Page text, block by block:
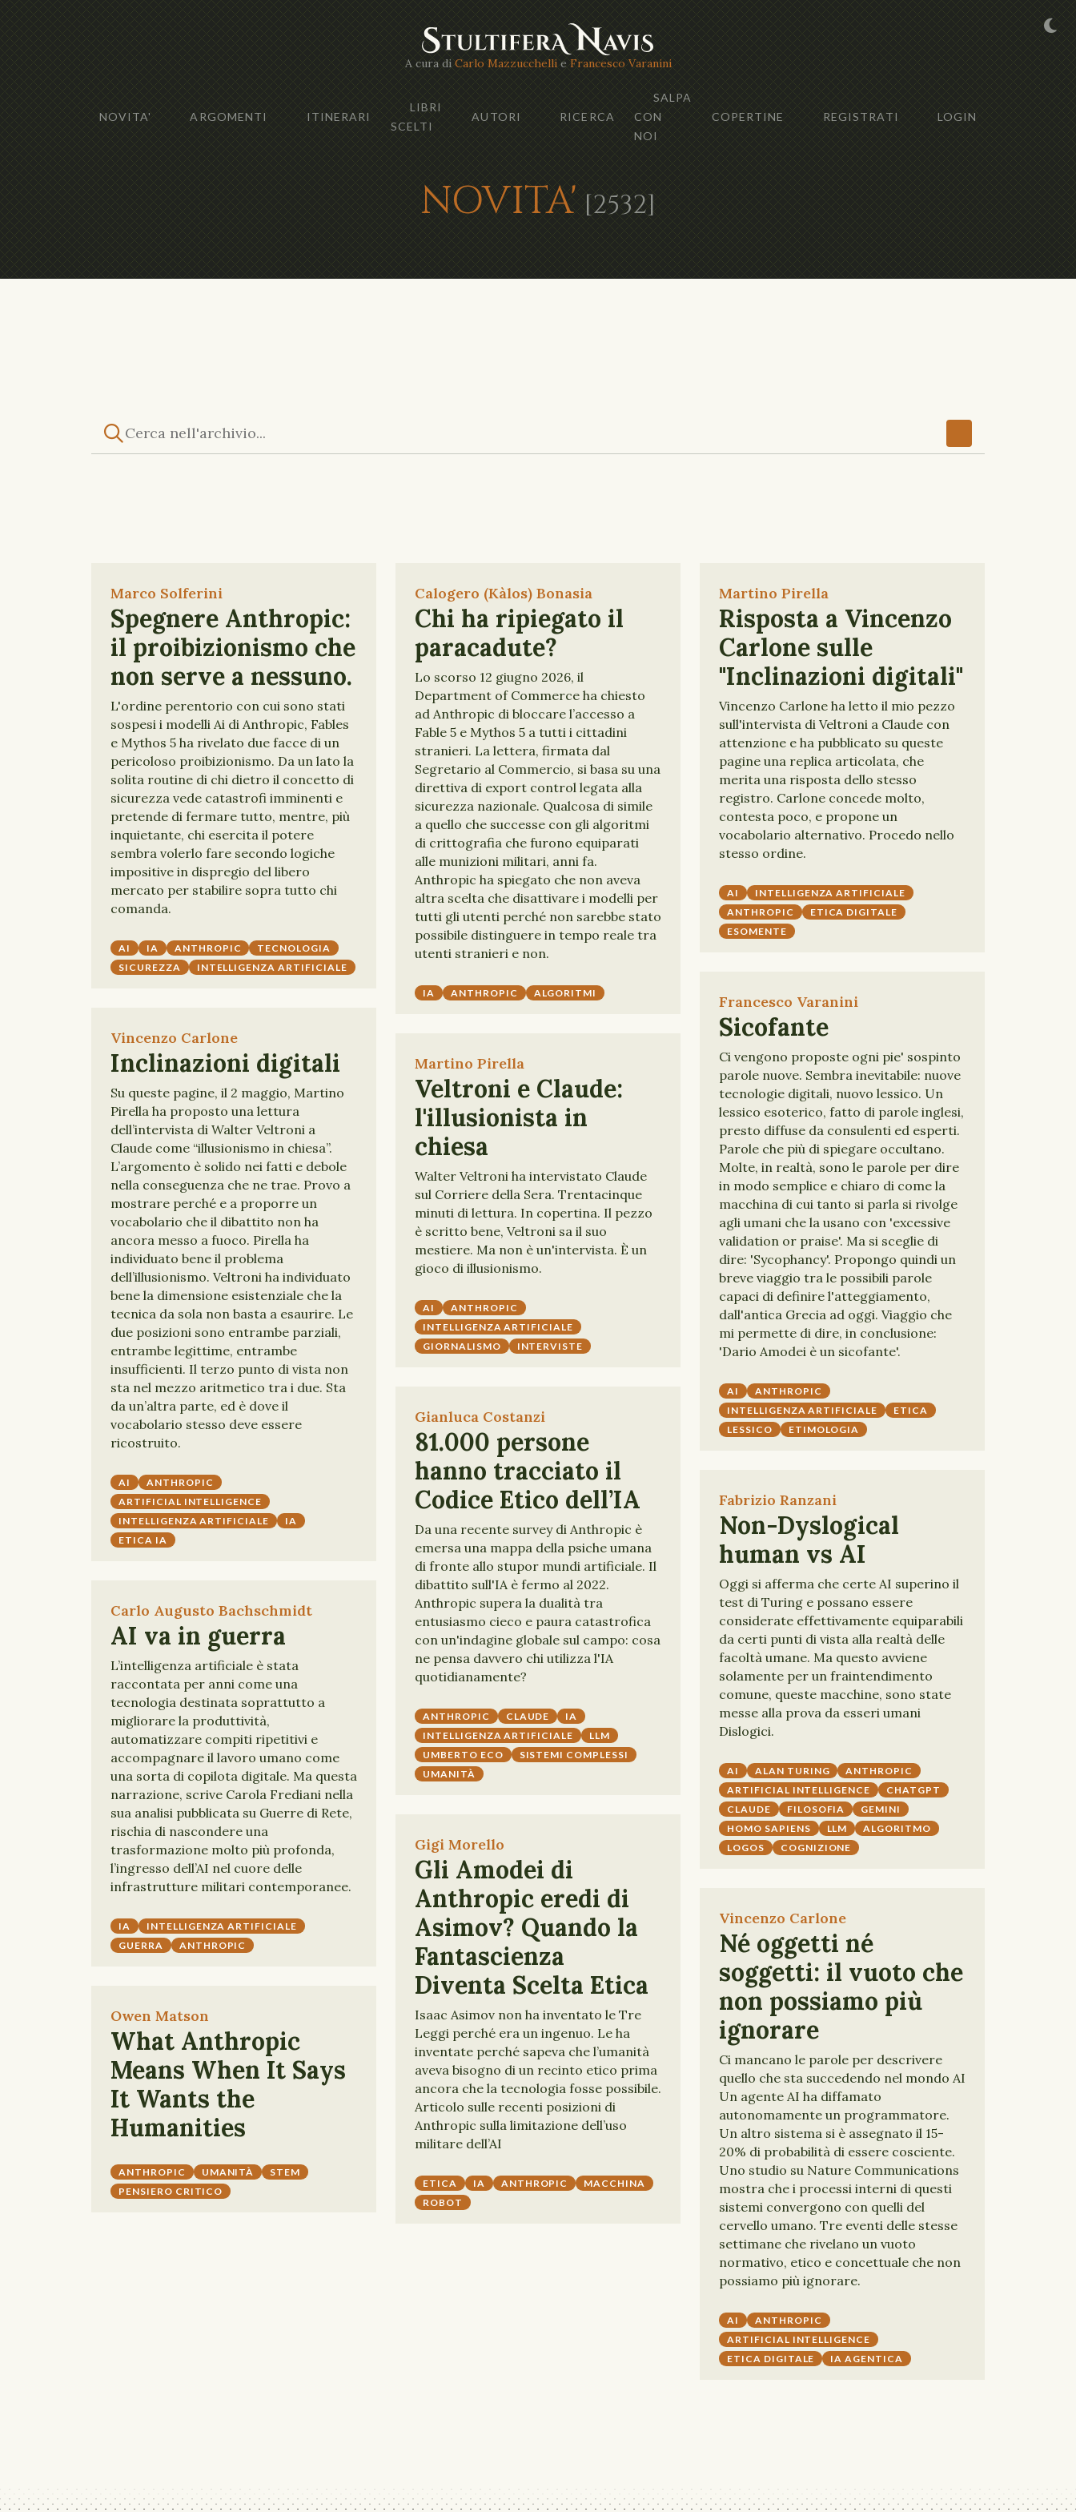
A cura di Carlo Mazzucchellie Francesco Varanini
NOVITA' ARGOMENTI ITINERARI
LIBRI
SCELTI
AUTORI RICERCA
SALPA
CON
NOI
COPERTINE REGISTRATI LOGIN
NOVITA' [2532]
Marco Solferini
Spegnere Anthropic:
il proibizionismo che
non serve a nessuno.
L'ordine perentorio con cui sono stati
sospesi i modelli Ai di Anthropic, Fables
e Mythos 5 ha rivelato due facce di un
pericoloso proibizionismo. Da un lato la
solita routine di chi dietro il concetto di
sicurezza vede catastrofi imminenti e
pretende di fermare tutto, mentre, più
inquietante, chi esercita il potere
sembra volerlo fare secondo logiche
impositive in dispregio del libero
mercato per stabilire sopra tutto chi
comanda.
AI IA ANTHROPIC
TECNOLOGIA
SICUREZZA
INTELLIGENZA ARTIFICIALE
Calogero (Kàlos) Bonasia
Chi ha ripiegato il
paracadute?
Lo scorso 12 giugno 2026, il
Department of Commerce ha chiesto
ad Anthropic di bloccare l’accesso a
Fable 5 e Mythos 5 a tutti i cittadini
stranieri. La lettera, firmata dal
Segretario al Commercio, si basa su una
direttiva di export control legata alla
sicurezza nazionale. Qualcosa di simile
a quello che successe con gli algoritmi
di crittografia che furono equiparati
alle munizioni militari, anni fa.
Anthropic ha spiegato che non aveva
altra scelta che disattivare i modelli per
tutti gli utenti perché non sarebbe stato
possibile distinguere in tempo reale tra
utenti stranieri e non.
IA ANTHROPIC ALGORITMI
Martino Pirella
Risposta a Vincenzo
Carlone sulle
"Inclinazioni digitali"
Vincenzo Carlone ha letto il mio pezzo
sull'intervista di Veltroni a Claude con
attenzione e ha pubblicato su queste
pagine una replica articolata, che
merita una risposta dello stesso
registro. Carlone concede molto,
contesta poco, e propone un
vocabolario alternativo. Procedo nello
stesso ordine.
AI
INTELLIGENZA ARTIFICIALE
ANTHROPIC
ETICA DIGITALE
ESOMENTE
Francesco Varanini
Sicofante
Ci vengono proposte ogni pie' sospinto
parole nuove. Sembra inevitabile: nuove
tecnologie digitali, nuovo lessico. Un
lessico esoterico, fatto di parole inglesi,
presto diffuse da consulenti ed esperti.
Parole che più di spiegare occultano.
Molte, in realtà, sono le parole per dire
in modo semplice e chiaro di come la
macchina di cui tanto si parla si rivolge
agli umani che la usano con 'excessive
validation or praise'. Ma si sceglie di
dire: 'Sycophancy'. Propongo quindi un
breve viaggio tra le possibili parole
capaci di definire l'atteggiamento,
dall'antica Grecia ad oggi. Viaggio che
mi permette di dire, in conclusione:
'Dario Amodei è un sicofante'.
AI
ANTHROPIC
INTELLIGENZA ARTIFICIALE
ETICA
LESSICO
ETIMOLOGIA
Vincenzo Carlone
Inclinazioni digitali
Su queste pagine, il 2 maggio, Martino
Pirella ha proposto una lettura
dell’intervista di Walter Veltroni a
Claude come “illusionismo in chiesa”.
L’argomento è solido nei fatti e debole
nella conseguenza che ne trae. Provo a
mostrare perché e a proporre un
vocabolario che il dibattito non ha
ancora messo a fuoco. Pirella ha
individuato bene il problema
dell’illusionismo. Veltroni ha individuato
bene la dimensione esistenziale che la
tecnica da sola non basta a esaurire. Le
due posizioni sono entrambe parziali,
entrambe legittime, entrambe
insufficienti. Il terzo punto di vista non
sta nel mezzo aritmetico tra i due. Sta
da un’altra parte, ed è dove il
vocabolario stesso deve essere
ricostruito.
AI
ANTHROPIC
ARTIFICIAL INTELLIGENCE
INTELLIGENZA ARTIFICIALE
IA
ETICA IA
Martino Pirella
Veltroni e Claude:
l'illusionista in
chiesa
Walter Veltroni ha intervistato Claude
sul Corriere della Sera. Trentacinque
minuti di lettura. In copertina. Il pezzo
è scritto bene, Veltroni sa il suo
mestiere. Ma non è un'intervista. È un
gioco di illusionismo.
AI
ANTHROPIC
INTELLIGENZA ARTIFICIALE
GIORNALISMO
INTERVISTE
Gianluca Costanzi
81.000 persone
hanno tracciato il
Codice Etico dell’IA
Da una recente survey di Anthropic è
emersa una mappa della psiche umana
di fronte allo stupor mundi artificiale. Il
dibattito sull'IA è fermo al 2022.
Anthropic supera la dualità tra
entusiasmo cieco e paura catastrofica
con un'indagine globale sul campo: cosa
ne pensa davvero chi utilizza l'IA
quotidianamente?
ANTHROPIC CLAUDE
IA
INTELLIGENZA ARTIFICIALE
LLM
UMBERTO ECO
SISTEMI COMPLESSI
UMANITÀ
Fabrizio Ranzani
Non-Dyslogical
human vs AI
Oggi si afferma che certe AI superino il
test di Turing e possano essere
considerate effettivamente equiparabili
da certi punti di vista alla realtà delle
facoltà umane. Ma questo avviene
solamente per un fraintendimento
comune, queste macchine, sono state
messe alla prova da esseri umani
Dislogici.
AI ALAN TURING
ANTHROPIC
ARTIFICIAL INTELLIGENCE
CHATGPT
CLAUDE
FILOSOFIA
GEMINI
HOMO SAPIENS
LLM
ALGORITMO
LOGOS
COGNIZIONE
Carlo Augusto Bachschmidt
AI va in guerra
L’intelligenza artificiale è stata
raccontata per anni come una
tecnologia destinata soprattutto a
migliorare la produttività,
automatizzare compiti ripetitivi e
accompagnare il lavoro umano come
una sorta di copilota digitale. Ma questa
narrazione, scrive Carola Frediani nella
sua analisi pubblicata su Guerre di Rete,
rischia di nascondere una
trasformazione molto più profonda,
l’ingresso dell’AI nel cuore delle
infrastrutture militari contemporanee.
IA
INTELLIGENZA ARTIFICIALE
GUERRA
ANTHROPIC
Gigi Morello
Gli Amodei di
Anthropic eredi di
Asimov? Quando la
Fantascienza
Diventa Scelta Etica
Isaac Asimov non ha inventato le Tre
Leggi perché era un ingenuo. Le ha
inventate perché sapeva che l’umanità
aveva bisogno di un recinto etico prima
ancora che la tecnologia fosse possibile.
Articolo sulle recenti posizioni di
Anthropic sulla limitazione dell’uso
militare dell’AI
ETICA IA ANTHROPIC
MACCHINA
ROBOT
Vincenzo Carlone
Né oggetti né
soggetti: il vuoto che
non possiamo più
ignorare
Ci mancano le parole per descrivere
quello che sta succedendo nel mondo AI
Un agente AI ha diffamato
autonomamente un programmatore.
Un altro sistema si è assegnato il 15-
20% di probabilità di essere cosciente.
Uno studio su Nature Communications
mostra che i processi interni di questi
sistemi convergono con quelli del
cervello umano. Tre eventi delle stesse
settimane che rivelano un vuoto
normativo, etico e concettuale che non
possiamo più ignorare.
AI
ANTHROPIC
ARTIFICIAL INTELLIGENCE
ETICA DIGITALE
IA AGENTICA
Owen Matson
What Anthropic
Means When It Says
It Wants the
Humanities
ANTHROPIC UMANITÀ
STEM
PENSIERO CRITICO